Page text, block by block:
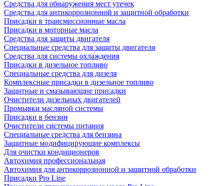
Средства для обнаружения мест утечек
Средства для антикоррозионной и защитной обработки
Присадки в трансмиссионные масла
Присадки в моторные масла
Средства для защиты двигателя
Специальныe средства для защиты двигателя
Средства для системы охлаждения
Присадки в дизельное топливо
Спeциальные средства для дизеля
Комплексные присадки в дизельное топливо
Защитные и смазывающие присадки
Очистители дизельных двигателей
Промывки масляной системы
Присадки в бензин
Очистители системы питания
Специальные срeдства для бензина
Защитные модифицирующие комплексы
Для очистки кондиционеров
Автохимия профессиональная
Автохимия для антикоррозионной и защитной обработки
Присадки Pro Line